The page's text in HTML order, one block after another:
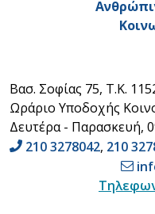
Βασ. Σοφίας 75, Τ.Κ.
Ωράριο Υποδοχής
Δευτέρα - Παρασκευή,
210 3278042, 210